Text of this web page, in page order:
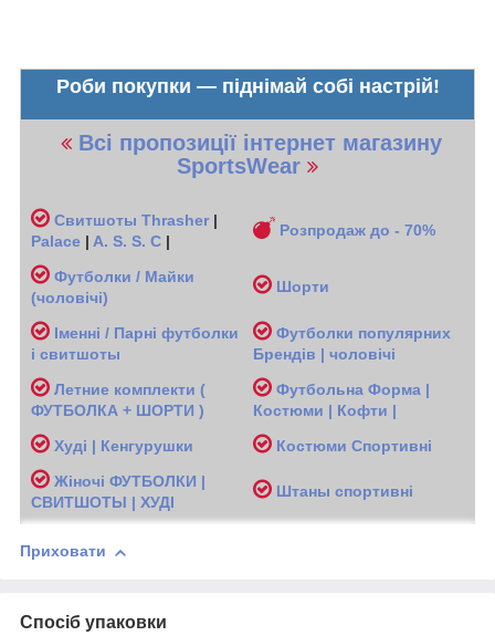
Роби покупки — піднімай собі настрій!
Всі пропозиції інтернет магазину
SportsWear
Свитшоты Thrasher |
Palace | A. S. S. C |
Розпродаж до - 70%
Футболки / Майки
(чоловічі)
Шорти
Іменні / Парні футболки
і свитшоты
Футболки популярних
Брендів | чоловічі
Летние комплекти (
ФУТБОЛКА + ШОРТИ )
Футбольна Форма |
Костюми | Кофти |
Худі | Кенгурушки
Костюми Спортивні
Жіночі ФУТБОЛКИ |
СВИТШОТЫ | ХУДІ
Штаны спортивні
Приховати
Спосіб упаковки